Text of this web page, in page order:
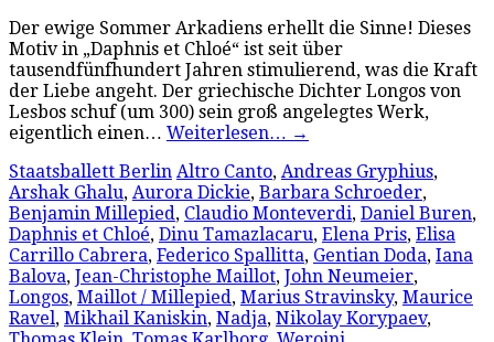
Der ewige Sommer Arkadiens erhellt die Sinne! Dieses
Motiv in „Daphnis et Chloé“ ist seit über
tausendfünfhundert Jahren stimulierend, was die Kraft
der Liebe angeht. Der griechische Dichter Longos von
Lesbos schuf (um 300) sein groß angelegtes Werk,
eigentlich einen… Weiterlesen… →
Staatsballett Berlin Altro Canto, Andreas Gryphius,
Arshak Ghalu, Aurora Dickie, Barbara Schroeder,
Benjamin Millepied, Claudio Monteverdi, Daniel Buren,
Daphnis et Chloé, Dinu Tamazlacaru, Elena Pris, Elisa
Carrillo Cabrera, Federico Spallitta, Gentian Doda, Iana
Balova, Jean-Christophe Maillot, John Neumeier,
Longos, Maillot / Millepied, Marius Stravinsky, Maurice
Ravel, Mikhail Kaniskin, Nadja, Nikolay Korypaev,